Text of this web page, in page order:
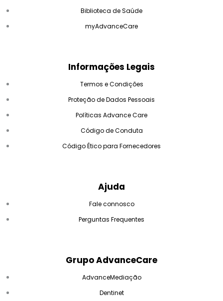
Biblioteca de Saúde
myAdvanceCare
Informações Legais
Termos e Condições
Proteção de Dados Pessoais
Políticas Advance Care
Código de Conduta
Código Ético para Fornecedores
Ajuda
Fale connosco
Perguntas Frequentes
Grupo AdvanceCare
AdvanceMediação
Dentinet